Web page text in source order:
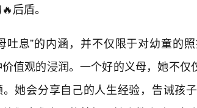
后盾。
吐息”的内涵，并不仅限于对幼童的
值观的浸润。一个好的义母，她不
。她会分享自己的人生经验，告诫孩